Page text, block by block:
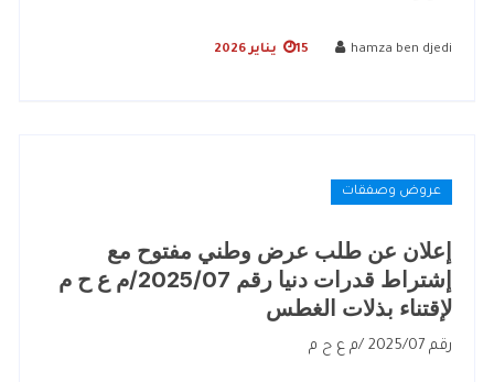
hamza ben djedi 15 يناير 2026
عروض وصفقات
إعلان عن طلب عرض وطني مفتوح مع
إشتراط قدرات دنيا رقم 2025/07/م ع ح م
لإقتناء بذلات الغطس
رقم 2025/07 /م ع ح م